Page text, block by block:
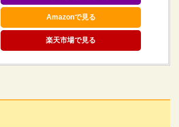
Amazonで見る
楽天市場で見る